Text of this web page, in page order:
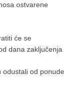
ostvarene
će se
dana zaključenja
odustali od ponude